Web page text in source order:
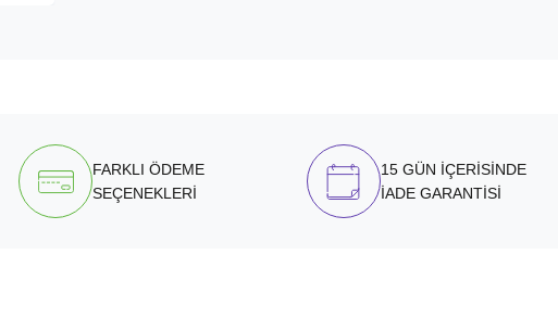
FARKLI ÖDEME
SEÇENEKLERİ
15 GÜN İÇERİSİNDE
İADE GARANTİSİ